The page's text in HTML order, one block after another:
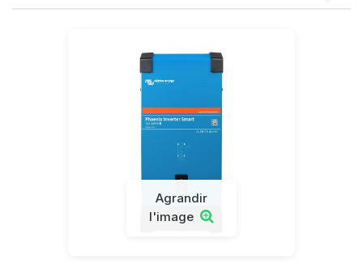
Agrandir
l'image